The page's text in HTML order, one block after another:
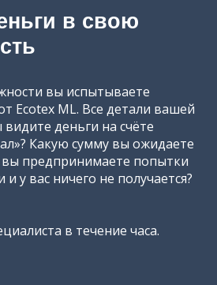
в свою
вы испытываете
Ecotex ML. Все детали вашей
деньги на счёте
Какую сумму вы ожидаете
вы предпринимаете попытки
у вас ничего не получается?
в течение часа.